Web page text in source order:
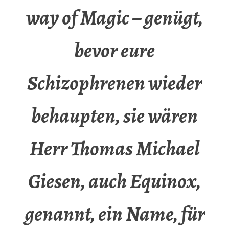
way of Magic – genügt,
bevor eure
Schizophrenen wieder
behaupten, sie wären
Herr Thomas Michael
Giesen, auch Equinox,
genannt, ein Name, für